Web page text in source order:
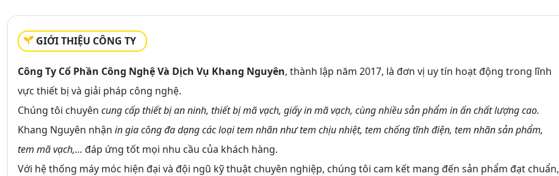
GIỚI THIỆU CÔNG TY
Công Ty Cổ Phần Công Nghệ Và Dịch Vụ Khang Nguyên, thành lập năm 2017, là đơn vị uy tín hoạt động trong lĩnh
vực thiết bị và giải pháp công nghệ.
Chúng tôi chuyên cung cấp thiết bị an ninh, thiết bị mã vạch, giấy in mã vạch, cùng nhiều sản phẩm in ấn chất lượng cao.
Khang Nguyên nhận in gia công đa dạng các loại tem nhãn như tem chịu nhiệt, tem chống tĩnh điện, tem nhãn sản phẩm,
tem mã vạch,… đáp ứng tốt mọi nhu cầu của khách hàng.
Với hệ thống máy móc hiện đại và đội ngũ kỹ thuật chuyên nghiệp, chúng tôi cam kết mang đến sản phẩm đạt chuẩn,